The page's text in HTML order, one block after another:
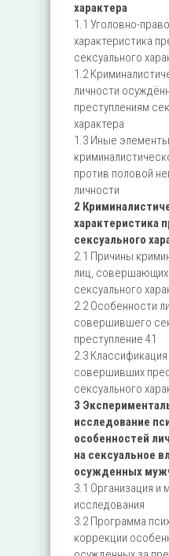
характера
1.1 Уголовно-
характеристика
сексуального
1.2
личности
преступлениям
характера
1.3 Иные элементы
против половой
личности
2
характеристика
сексуального
2.1 Причины
лиц, совершающих
сексуального
2.2 Особенности
совершившего
преступление 41
2.3
совершивших
сексуального
3
исследование
особенностей
на сексуальное
осужденных
3.1 Организация и
исследования
3.2 Программа
коррекции